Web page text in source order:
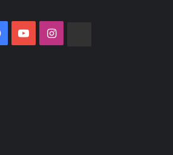
Facebook
YouTubeInstagram